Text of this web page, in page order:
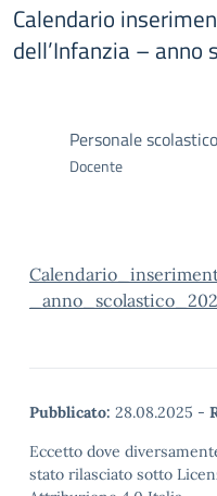
Calendario
dell’Infanzia –
Personale scolastico
Docente
Pubblicato: 28.08.2025 -
Eccetto dove
stato rilasciato sotto